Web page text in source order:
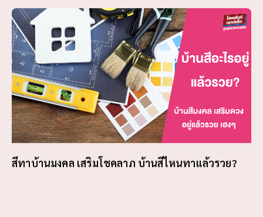
สีทาบ้านมงคล เสริมโชคลาภ บ้านสีไหนทาแล้วรวย?